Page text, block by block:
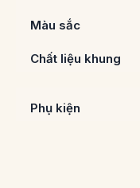
Màu sắc
Chất liệu khung
Phụ kiện